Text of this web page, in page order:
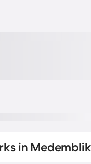
in Medemblik